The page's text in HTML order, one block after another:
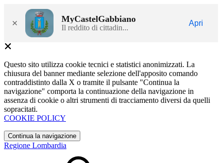
× MyCastelGabbiano
Il reddito di cittadin...
Apri
Questo sito utilizza cookie tecnici e statistici anonimizzati. La
chiusura del banner mediante selezione dell'apposito comando
contraddistinto dalla X o tramite il pulsante "Continua la
navigazione" comporta la continuazione della navigazione in
assenza di cookie o altri strumenti di tracciamento diversi da quelli
sopracitati.
COOKIE POLICY
Continua la navigazione
Regione Lombardia